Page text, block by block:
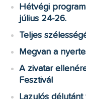
Hétvégi
július 24-26.
Teljes
Megvan a
A zivatar
Fesztivál
Lazulós